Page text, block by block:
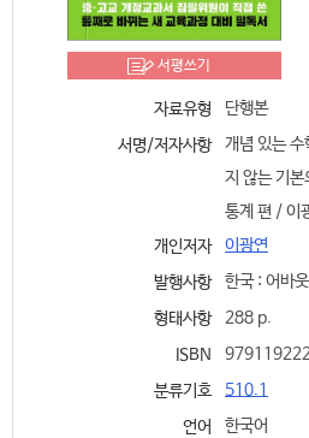
서평쓰기
자료유형
단행본
서명/저자사항
개념 있는 수
지 않는 기본
통계 편 / 이
개인저자
이광연
발행사항
한국 : 어바
형태사항
288 p.
ISBN
분류기호
510.1
언어
한국어